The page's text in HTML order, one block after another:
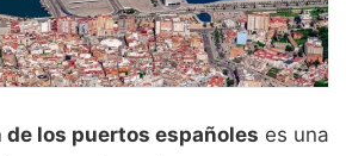
los puertos españoles es una